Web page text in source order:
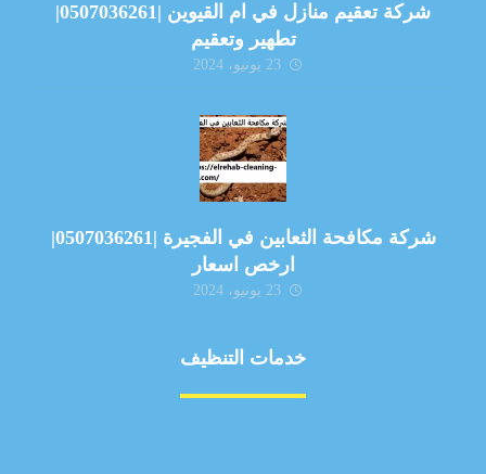
شركة تعقيم منازل في ام القيوين |0507036261|
تطهير وتعقيم
23 يونيو، 2024
شركة مكافحة الثعابين في الفجيرة |0507036261|
ارخص اسعار
23 يونيو، 2024
خدمات التنظيف